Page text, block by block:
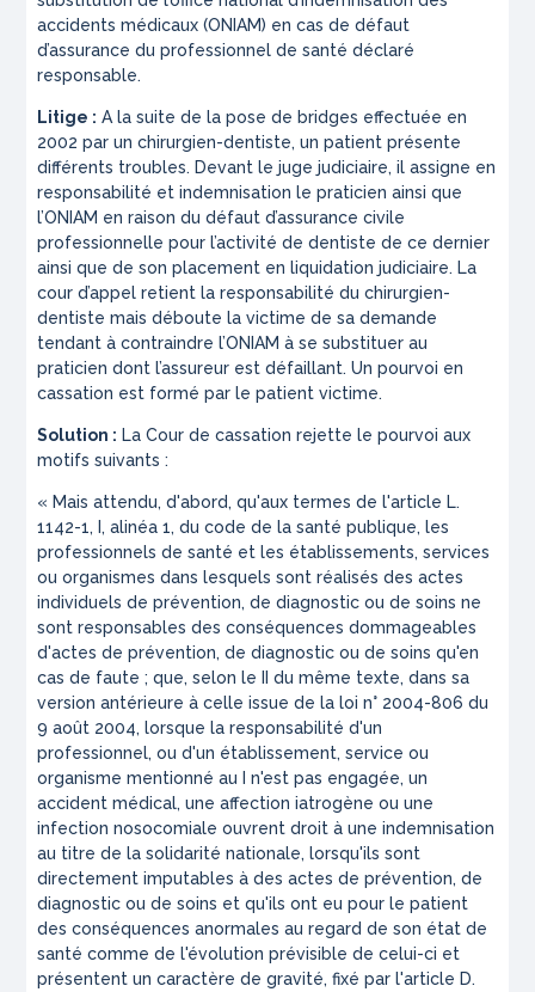
accidents médicaux (ONIAM) en cas de défaut
d’assurance du professionnel de santé déclaré
responsable.
Litige : A la suite de la pose de bridges effectuée en
2002 par un chirurgien-dentiste, un patient présente
différents troubles. Devant le juge judiciaire, il assigne en
responsabilité et indemnisation le praticien ainsi que
l’ONIAM en raison du défaut d’assurance civile
professionnelle pour l’activité de dentiste de ce dernier
ainsi que de son placement en liquidation judiciaire. La
cour d’appel retient la responsabilité du chirurgien-
dentiste mais déboute la victime de sa demande
tendant à contraindre l’ONIAM à se substituer au
praticien dont l’assureur est défaillant. Un pourvoi en
cassation est formé par le patient victime.
Solution : La Cour de cassation rejette le pourvoi aux
motifs suivants :
« Mais attendu, d'abord, qu'aux termes de l'article L.
1142-1, I, alinéa 1, du code de la santé publique, les
professionnels de santé et les établissements, services
ou organismes dans lesquels sont réalisés des actes
individuels de prévention, de diagnostic ou de soins ne
sont responsables des conséquences dommageables
d'actes de prévention, de diagnostic ou de soins qu'en
cas de faute ; que, selon le II du même texte, dans sa
version antérieure à celle issue de la loi n° 2004-806 du
9 août 2004, lorsque la responsabilité d'un
professionnel, ou d'un établissement, service ou
organisme mentionné au I n'est pas engagée, un
accident médical, une affection iatrogène ou une
infection nosocomiale ouvrent droit à une indemnisation
au titre de la solidarité nationale, lorsqu'ils sont
directement imputables à des actes de prévention, de
diagnostic ou de soins et qu'ils ont eu pour le patient
des conséquences anormales au regard de son état de
santé comme de l'évolution prévisible de celui-ci et
présentent un caractère de gravité, fixé par l'article D.